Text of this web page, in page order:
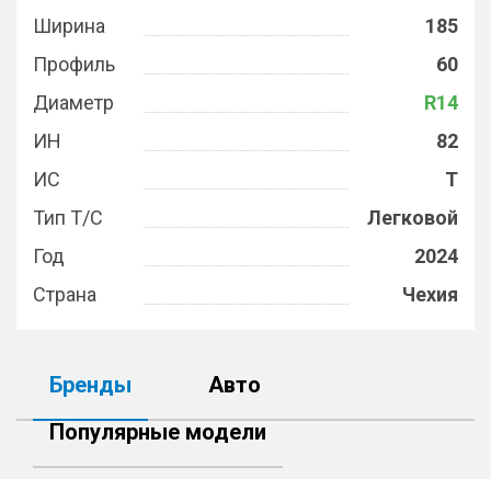
Ширина
185
Профиль
60
Диаметр
R14
ИН
82
ИС
T
Тип Т/С
Легковой
Год
2024
Страна
Чехия
Бренды
Авто
Популярные модели